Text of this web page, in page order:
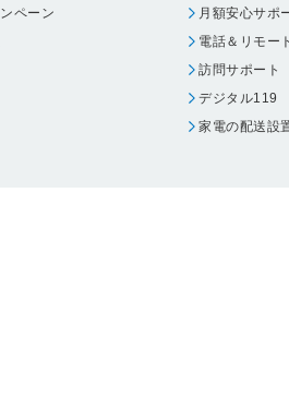
ペーン
月額安心サポ
電話＆リモート
訪問サポート
デジタル119
家電の配送設